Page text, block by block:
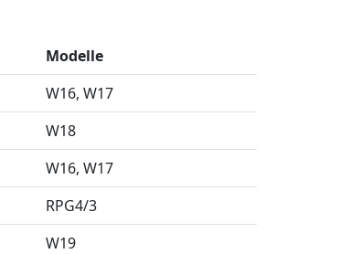
Modelle
W16 W17
W18
W16 W17
RPG4/3
W19